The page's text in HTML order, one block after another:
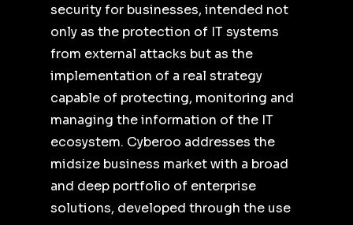
security for businesses, intended not
only as the protection of IT systems
from external attacks but as the
implementation of a real strategy
capable of protecting, monitoring and
managing the information of the IT
ecosystem. Cyberoo addresses the
midsize business market with a broad
and deep portfolio of enterprise
solutions, developed through the use